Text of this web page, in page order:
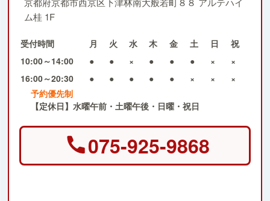
ム桂 1F
受付時間 月 火 水 木 金 土 日
祝
10:00～14:00
● ● × ● ● ● ×
×
16:00～20:30
● ● ● ● ● × ×
×
予約優先制
【定休日】水曜午前・土曜午後・日曜・祝日
075-925-9868